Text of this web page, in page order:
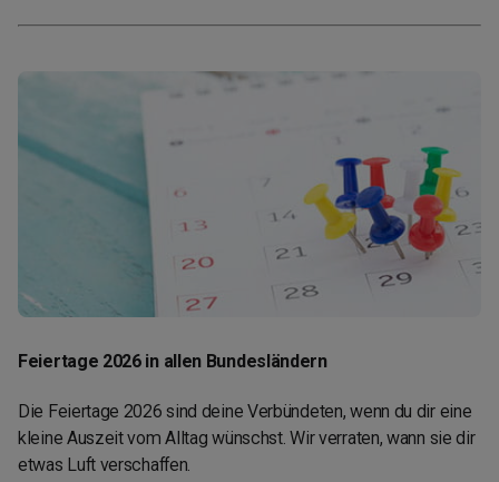
Feiertage 2026 in allen Bundesländern
Die Feiertage 2026 sind deine Verbündeten, wenn du dir eine
kleine Auszeit vom Alltag wünschst. Wir verraten, wann sie dir
etwas Luft verschaffen.